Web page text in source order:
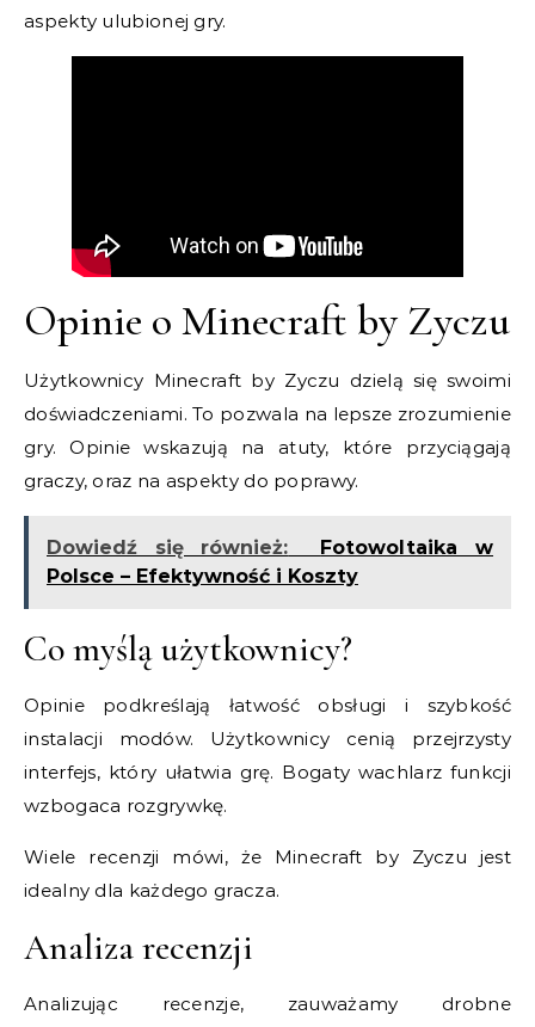
aspekty ulubionej gry.
Opinie o Minecraft by Zyczu
Użytkownicy Minecraft by Zyczu dzielą się swoimi
doświadczeniami. To pozwala na lepsze zrozumienie
gry. Opinie wskazują na atuty, które przyciągają
graczy, oraz na aspekty do poprawy.
Dowiedź się również:
Fotowoltaika w
Polsce – Efektywność i Koszty
Co myślą użytkownicy?
Opinie podkreślają łatwość obsługi i szybkość
instalacji modów. Użytkownicy cenią przejrzysty
interfejs, który ułatwia grę. Bogaty wachlarz funkcji
wzbogaca rozgrywkę.
Wiele recenzji mówi, że Minecraft by Zyczu jest
idealny dla każdego gracza.
Analiza recenzji
Analizując recenzje, zauważamy drobne